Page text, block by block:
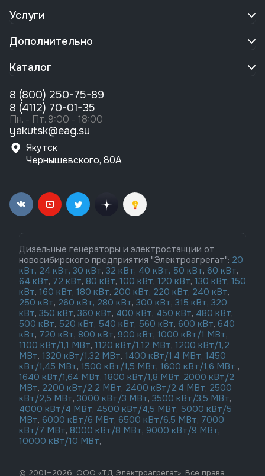
Услуги
Дополнительно
Каталог
8 (800) 250-75-89
8 (4112) 70-01-35
Пн. - Пт. 9:00 - 18:00
yakutsk@eag.su
Якутск
Чернышевского, 80А
Дизельные генераторы и электростанции от
новосибирского предприятия "Электроагрегат": 20
кВт, 24 кВт, 30 кВт, 32 кВт, 40 кВт, 50 кВт, 60 кВт,
64 кВт, 72 кВт, 80 кВт, 100 кВт, 120 кВт, 130 кВт, 150
кВт, 160 кВт, 180 кВт, 200 кВт, 220 кВт, 240 кВт,
250 кВт, 260 кВт, 280 кВт, 300 кВт, 315 кВт, 320
кВт, 350 кВт, 360 кВт, 400 кВт, 450 кВт, 480 кВт,
500 кВт, 520 кВт, 540 кВт, 560 кВт, 600 кВт, 640
кВт, 720 кВт, 800 кВт, 900 кВт, 1000 кВт/1 МВт,
1100 кВт/1,1 МВт, 1120 кВт/1,12 МВт, 1200 кВт/1,2
МВт, 1320 кВт/1,32 МВт, 1400 кВт/1,4 МВт, 1450
кВт/1,45 МВт, 1500 кВт/1,5 МВт, 1600 кВт/1,6 МВт ,
1640 кВт/1,64 МВт, 1800 кВт/1,8 МВт, 2000 кВт/2
МВт, 2200 кВт/2,2 МВт, 2400 кВт/2,4 МВт, 2500
кВт/2,5 МВт, 3000 кВт/3 МВт, 3500 кВт/3,5 МВт,
4000 кВт/4 МВт, 4500 кВт/4,5 МВт, 5000 кВт/5
МВт, 6000 кВт/6 МВт, 6500 кВт/6,5 МВт, 7000
кВт/7 МВт, 8000 кВт/8 МВт, 9000 кВт/9 МВт,
10000 кВт/10 МВт,
© 2001—2026, ООО «ТД Электроагрегат». Все права